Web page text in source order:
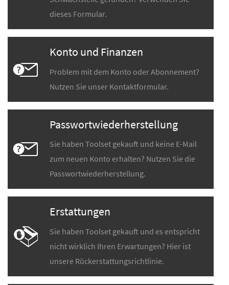
dieses Formular.
Konto und Finanzen
Problem mit dem Konto oder Abonnement?
Nutzen Sie unser Kontaktformular.
Passwortwiederherstellung
Sie haben Toolset gekauft und keine E-Mail
zum neuen Konto erhalten? Nutzen Sie die
Passwortwiederherstellung.
Erstattungen
Sie haben Toolset gekauft und es entspricht
nicht wirklich Ihren Erwartungen? Hier ist
unsere Rückerstattungsrichtlinie.